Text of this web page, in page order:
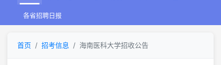
各省招聘日报
首页 招考信息 海南医科大学招收公告